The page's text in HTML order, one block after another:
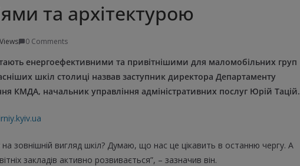
та архітектурою
0 Comments
енергоефективними та привітнішими для маломобільних груп
шкіл столиці назвав заступник директора Департаменту
КМДА, начальник управління адміністративних послуг Юрій Тацій.
зовнішній вигляд шкіл? Думаю, що нас це цікавить в останню чергу. А
закладів активно розвивається”, – зазначив він.